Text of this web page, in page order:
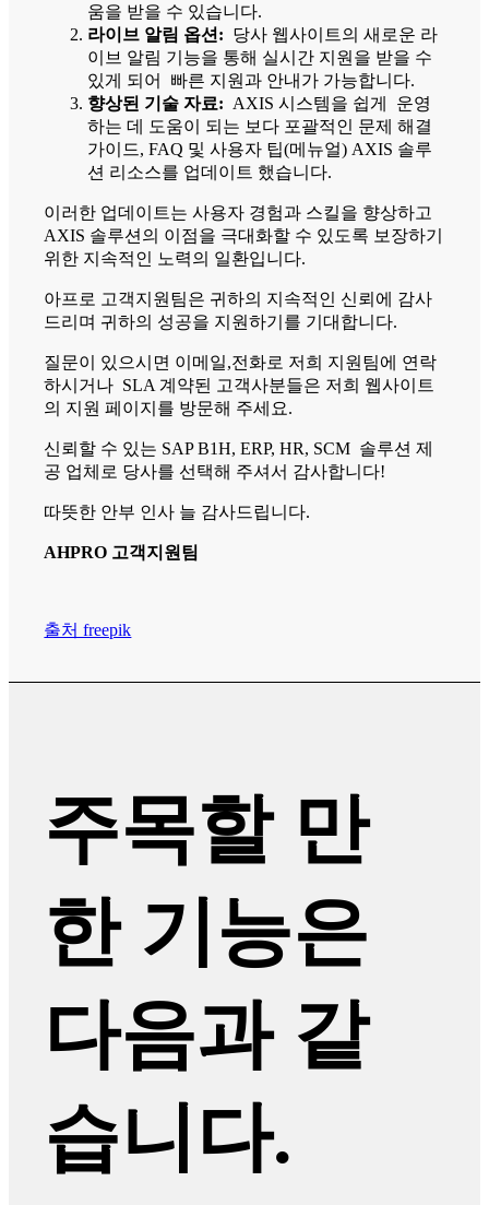
움을 받을 수 있습니다.
라이브 알림 옵션: 당사 웹사이트의 새로운 라
이브 알림 기능을 통해 실시간 지원을 받을 수
있게 되어 빠른 지원과 안내가 가능합니다.
향상된 기술 자료: AXIS 시스템을 쉽게 운영
하는 데 도움이 되는 보다 포괄적인 문제 해결
가이드, FAQ 및 사용자 팁(메뉴얼) AXIS 솔루
션 리소스를 업데이트 했습니다.
이러한 업데이트는 사용자 경험과 스킬을 향상하고
AXIS 솔루션의 이점을 극대화할 수 있도록 보장하기
위한 지속적인 노력의 일환입니다.
아프로 고객지원팀은 귀하의 지속적인 신뢰에 감사
드리며 귀하의 성공을 지원하기를 기대합니다.
질문이 있으시면 이메일,전화로 저희 지원팀에 연락
하시거나 SLA 계약된 고객사분들은 저희 웹사이트
의 지원 페이지를 방문해 주세요.
신뢰할 수 있는 SAP B1H, ERP, HR, SCM 솔루션 제
공 업체로 당사를 선택해 주셔서 감사합니다!
따뜻한 안부 인사 늘 감사드립니다.
AHPRO 고객지원팀
출처 freepik
주목할 만
한 기능은
다음과 같
습니다.